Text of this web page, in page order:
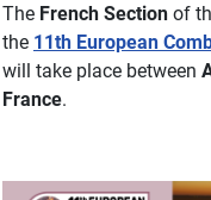
The French Section of
the 11th European
will take place between
France.